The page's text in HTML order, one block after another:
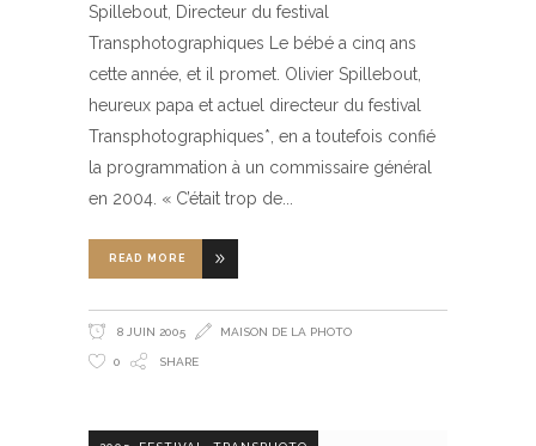
Spillebout, Directeur du festival
Transphotographiques Le bébé a cinq ans
cette année, et il promet. Olivier Spillebout,
heureux papa et actuel directeur du festival
Transphotographiques*, en a toutefois confié
la programmation à un commissaire général
en 2004. « C’était trop de
READ MORE
8 JUIN 2005 MAISON DE LA PHOTO
0 SHARE